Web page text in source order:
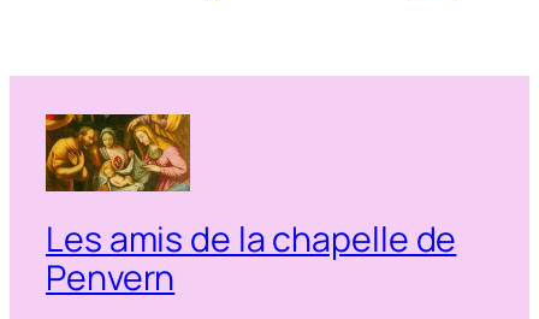
Les amis de la chapelle de
Penvern